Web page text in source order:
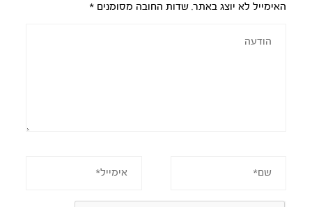
האימייל לא יוצג באתר. שדות החובה מסומנים*